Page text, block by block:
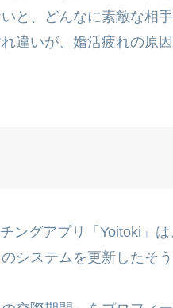
と、どんなに素敵な相
違いが、婚活疲れの原
ングアプリ「Yoitoki」
システムを更新したそう